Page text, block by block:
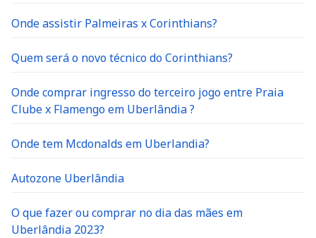
Onde assistir Palmeiras x Corinthians?
Quem será o novo técnico do Corinthians?
Onde comprar ingresso do terceiro jogo entre Praia
Clube x Flamengo em Uberlândia ?
Onde tem Mcdonalds em Uberlandia?
Autozone Uberlândia
O que fazer ou comprar no dia das mães em
Uberlândia 2023?